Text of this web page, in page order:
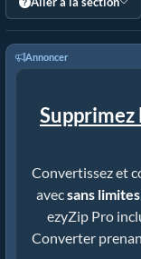
Annoncer
Supprimez
Convertissez et
avecsans
ezyZip Pro
Converter